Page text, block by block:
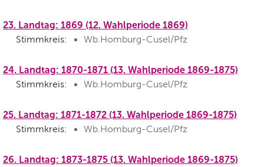
23. Landtag: 1869 (12. Wahlperiode 1869)
Stimmkreis: Wb.Homburg-Cusel/Pfz
24. Landtag: 1870-1871 (13. Wahlperiode 1869-1875)
Stimmkreis: Wb.Homburg-Cusel/Pfz
25. Landtag: 1871-1872 (13. Wahlperiode 1869-1875)
Stimmkreis: Wb.Homburg-Cusel/Pfz
26. Landtag: 1873-1875 (13. Wahlperiode 1869-1875)